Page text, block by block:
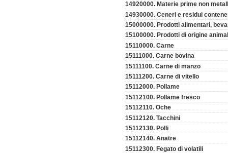
14920000. Materie prime non
14930000. Ceneri e residui
15000000. Prodotti alimentari,
15100000. Prodotti di origine
15110000. Carne
15111000. Carne bovina
15111100. Carne di manzo
15111200. Carne di vitello
15112000. Pollame
15112100. Pollame fresco
15112110. Oche
15112120. Tacchini
15112130. Polli
15112140. Anatre
15112300. Fegato di volatili